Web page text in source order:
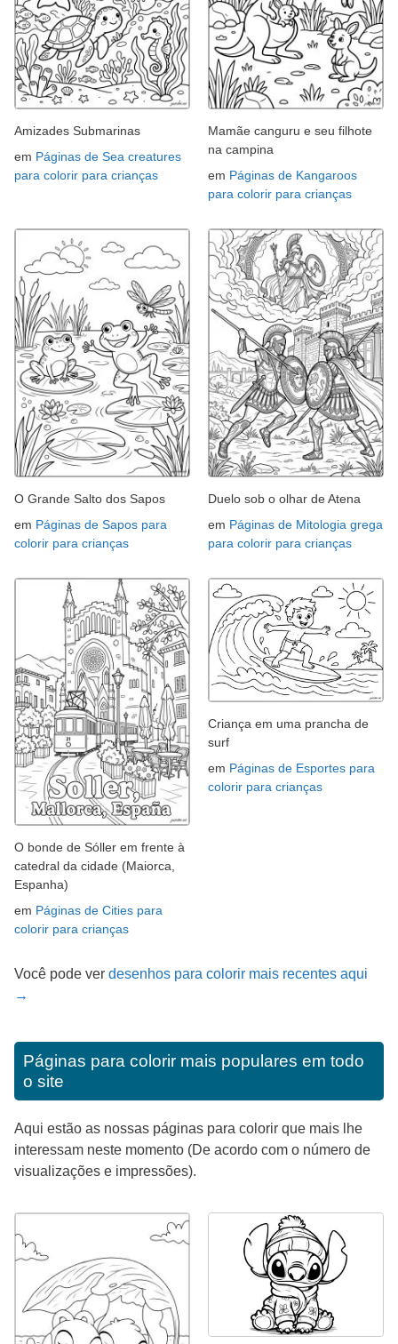
Amizades Submarinas
em Páginas de Sea creatures
para colorir para crianças
Mamãe canguru e seu filhote
na campina
em Páginas de Kangaroos
para colorir para crianças
O Grande Salto dos Sapos
em Páginas de Sapos para
colorir para crianças
Duelo sob o olhar de Atena
em Páginas de Mitologia grega
para colorir para crianças
O bonde de Sóller em frente à
catedral da cidade (Maiorca,
Espanha)
em Páginas de Cities para
colorir para crianças
Criança em uma prancha de
surf
em Páginas de Esportes para
colorir para crianças
Você pode ver desenhos para colorir mais recentes aqui
→
Páginas para colorir mais populares em todo
o site
Aqui estão as nossas páginas para colorir que mais lhe
interessam neste momento (De acordo com o número de
visualizações e impressões).